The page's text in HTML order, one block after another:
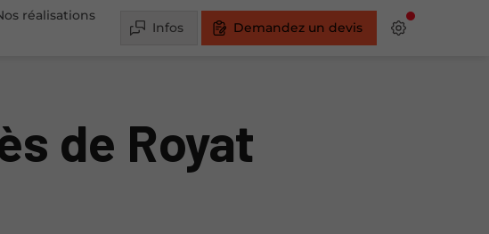
réalisations
Infos Demandez un devis
de Royat